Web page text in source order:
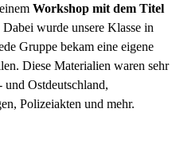
Workshop mit dem Titel
Dabei wurde unsere Klasse in
Gruppe bekam eine eigene
Diese Materialien waren sehr
Ostdeutschland,
Polizeiakten und mehr.